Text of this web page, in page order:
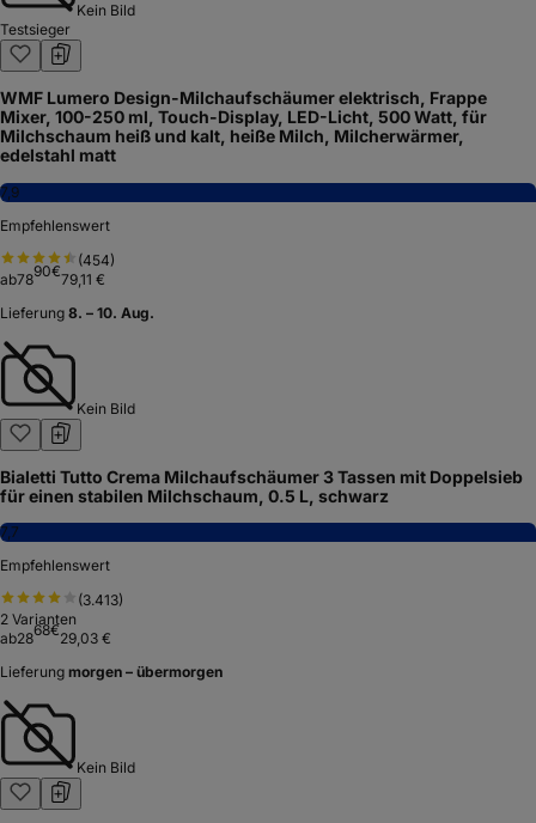
Kein Bild
Testsieger
WMF Lumero Design-Milchaufschäumer elektrisch, Frappe
Mixer, 100-250 ml, Touch-Display, LED-Licht, 500 Watt, für
Milchschaum heiß und kalt, heiße Milch, Milcherwärmer,
edelstahl matt
7,9
Empfehlenswert
(454)
ab7890€79,11 €
Lieferung 8. – 10. Aug.
Kein Bild
Bialetti Tutto Crema Milchaufschäumer 3 Tassen mit Doppelsieb
für einen stabilen Milchschaum, 0.5 L, schwarz
7,7
Empfehlenswert
(3.413)
2 Varianten
ab2868€29,03 €
Lieferung morgen – übermorgen
Kein Bild